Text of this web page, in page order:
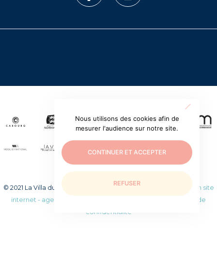
© 2021 La Villa du temps retrouvé. Tous droits réservés.
Création site
internet - agence web WEEZY
Politique de
confidentialité
Nous utilisons des cookies afin de
mesurer l'audience sur notre site.
CONTINUER ET ACCEPTER
REFUSER